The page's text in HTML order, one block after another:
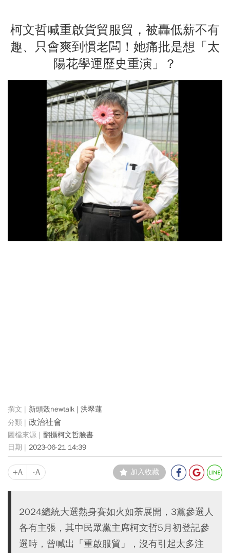
柯文哲喊重啟貨貿服貿，被轟低薪不有
趣、只會爽到慣老闆！她痛批是想「太
陽花學運歷史重演」？
新頭殼newtalk | 洪翠蓮
政治社會
翻攝柯文哲臉書
2023-06-21 14:39
+A -A 加入收藏
2024總統大選熱身賽如火如荼展開，3黨參選人
各有主張，其中民眾黨主席柯文哲5月初登記參
選時，曾喊出「重啟服貿」，沒有引起太多注